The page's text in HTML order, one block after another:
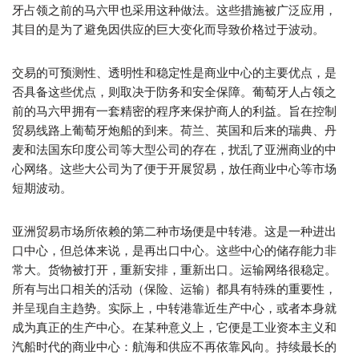
牙占领之前的马六甲也采用这种做法。这些措施被广泛应用，
其目的是为了避免因供应的巨大变化而导致价格过于波动。
交易的可预测性、透明性和稳定性是商业中心的主要优点，是
否具备这些优点，则取决于防务和安全保障。葡萄牙人占领之
前的马六甲拥有一套精密的程序来保护商人的利益。旨在控制
贸易线路上葡萄牙炮船的到来。荷兰、英国和后来的瑞典、丹
麦和法国东印度公司等大型公司的存在，扰乱了亚洲商业的中
心网络。这些大公司为了便于开展贸易，放任商业中心等市场
短期波动。
亚洲贸易市场所依赖的第二种市场便是中转港。这是一种进出
口中心，但总体来说，是再出口中心。这些中心的储存能力非
常大。货物被打开，重新安排，重新出口。运输网络很稳定。
所有与出口相关的活动（保险、运输）都具有特殊的重要性，
并呈现自主趋势。实际上，中转港靠近生产中心，或者本身就
成为真正的生产中心。在某种意义上，它便是工业资本主义和
汽船时代的商业中心：航海和供应不再依靠风向。持续最长的